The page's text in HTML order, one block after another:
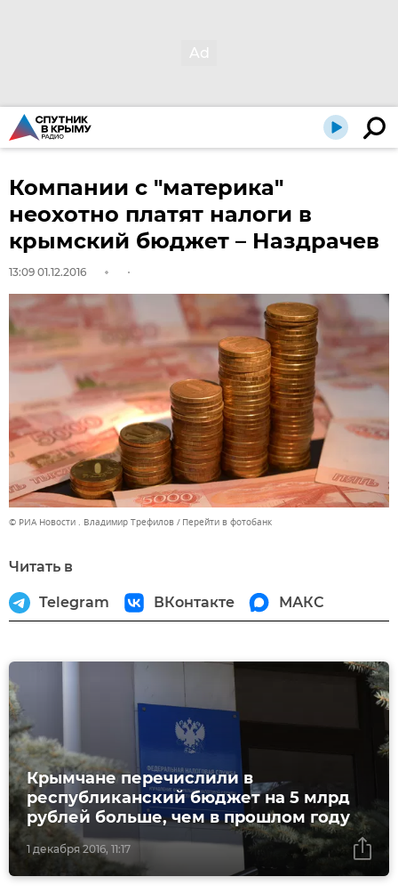
Компании с "материка"
неохотно платят налоги в
крымский бюджет – Наздрачев
13:09 01.12.2016
© РИА Новости . Владимир Трефилов Перейти в фотобанк
Читать в
Telegram ВКонтакте МАКС
1 декабря 2016, 11:17
Крымчане перечислили в
республиканский бюджет на 5 млрд
рублей больше, чем в прошлом году